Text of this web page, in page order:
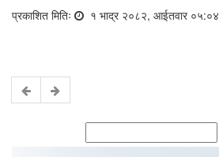
प्रकाशित मितिः १ भाद्र २०८२, आईतवार ०५:०४
for: